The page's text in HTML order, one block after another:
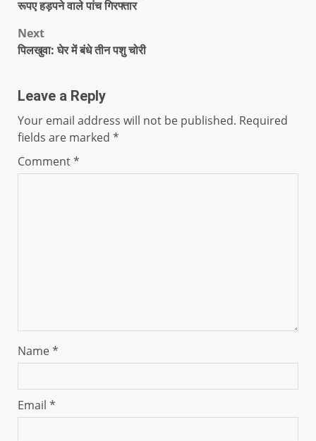
रूपए हड़पने वाले पांच गिरफ्तार
Next
पिलखुवा: घेर में बंधे तीन पशु चोरी
Leave a Reply
Your email address will not be published. Required
fields are marked *
Comment*
Name*
Email *